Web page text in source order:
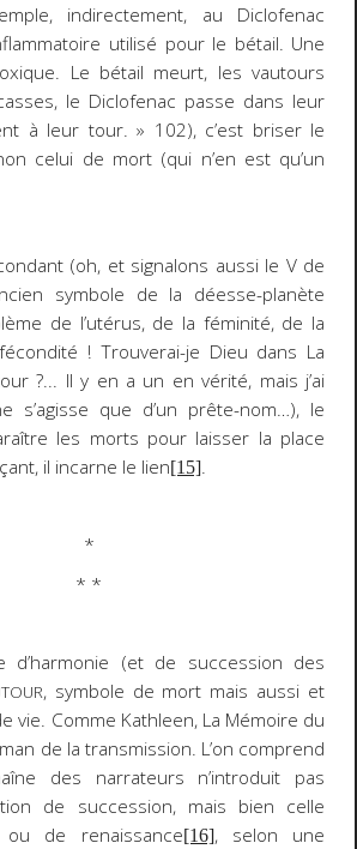
indirectement, au Diclofenac
utilisé pour le bétail. Une
Le bétail meurt, les vautours
le Diclofenac passe dans leur
à leur tour. » 102), c’est briser le
celui de mort (qui n’en est qu’un
(oh, et signalons aussi le V de
symbole de la déesse-planète
de l’utérus, de la féminité, de la
! Trouverai-je Dieu dans La
?... Il y en a un en vérité, mais j’ai
s’agisse que d’un prête-nom…), le
les morts pour laisser la place
il incarne le lien[15].
*
* *
d’harmonie (et de succession des
, symbole de mort mais aussi et
vie. Comme Kathleen, La Mémoire du
de la transmission. L’on comprend
des narrateurs n’introduit pas
de succession, mais bien celle
ou de renaissance[16], selon une